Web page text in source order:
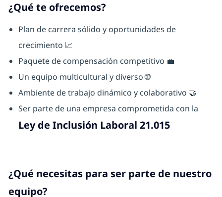
¿Qué te ofrecemos?
Plan de carrera sólido y oportunidades de
crecimiento 📈
Paquete de compensación competitivo 💼
Un equipo multicultural y diverso 🌐
Ambiente de trabajo dinámico y colaborativo 🤝
Ser parte de una empresa comprometida con la
Ley de Inclusión Laboral 21.015
¿Qué necesitas para ser parte de nuestro
equipo?